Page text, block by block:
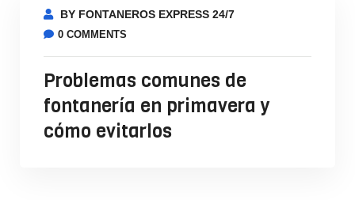
BY FONTANEROS EXPRESS 24/7
0 COMMENTS
Problemas comunes de
fontanería en primavera y
cómo evitarlos